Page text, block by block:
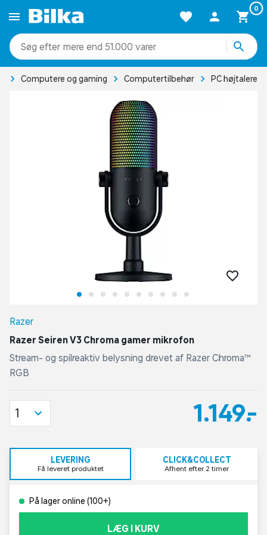
0
mere end 51.000 varer
Computere og gaming Computertilbehør PC højtalere
Razer
Razer Seiren V3 Chroma gamer mikrofon
Stream- og spilreaktiv belysning drevet af Razer Chroma™
RGB
1.149,-
1
LEVERING
Få leveret produktet
CLICK&COLLECT
Afhent efter 2 timer
På lager online (100+)
LÆG I KURV